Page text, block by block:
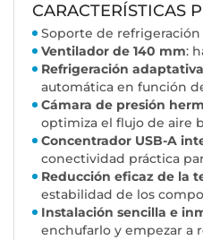
CARACTERÍSTICAS
Soporte de
Ventilador de 140 mm:
Refrigeración
automática en función
Cámara de presión
optimiza el flujo de aire
Concentrador USB-A
conectividad práctica
Reducción eficaz de la
estabilidad de los
Instalación sencilla e
enchufarlo y empezar a